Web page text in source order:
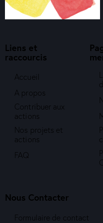
Liens et
raccourcis
Accueil
A propos
Contribuer aux
actions
Nos projets et
actions
FAQ
Nous Contacter
Formulaire de contact